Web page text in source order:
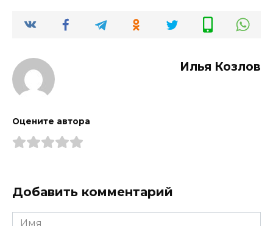
Илья Козлов
Оцените автора
Добавить комментарий
Имя